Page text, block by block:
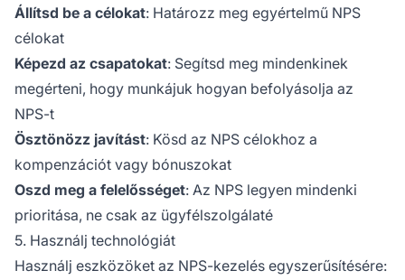
Állítsd be a célokat: Határozz meg egyértelmű NPS
célokat
Képezd az csapatokat: Segítsd meg mindenkinek
megérteni, hogy munkájuk hogyan befolyásolja az
NPS-t
Ösztönözz javítást: Kösd az NPS célokhoz a
kompenzációt vagy bónuszokat
Oszd meg a felelősséget: Az NPS legyen mindenki
prioritása, ne csak az ügyfélszolgálaté
5. Használj technológiát
Használj eszközöket az NPS-kezelés egyszerűsítésére: